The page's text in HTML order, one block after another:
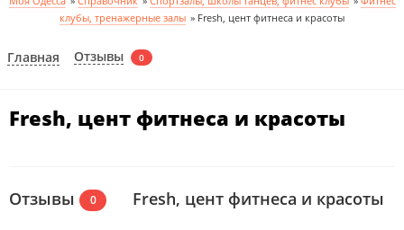
клубы, тренажерные залы » Fresh, цент фитнеса и красоты
Главная Отзывы 0
Fresh, цент фитнеса и красоты
Отзывы 0 Fresh, цент фитнеса и красоты